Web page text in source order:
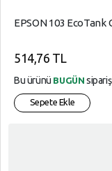
EPSON 103
514,76 TL
Bu ürünü BUGÜN
Sepete Ekle